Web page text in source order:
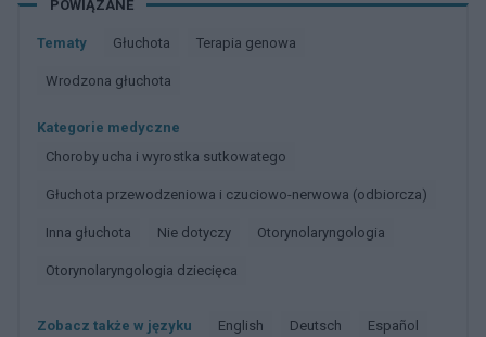
POWIĄZANE
Tematy Głuchota Terapia genowa
Wrodzona głuchota
Kategorie medyczne
Choroby ucha i wyrostka sutkowatego
Głuchota przewodzeniowa i czuciowo-nerwowa (odbiorcza)
Inna głuchota Nie dotyczy Otorynolaryngologia
Otorynolaryngologia dziecięca
Zobacz także w języku english deutsch español